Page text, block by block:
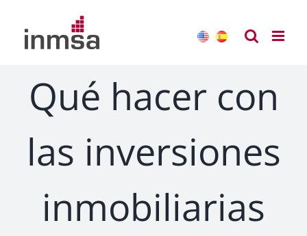
contenido
Qué hacer con
las inversiones
inmobiliarias